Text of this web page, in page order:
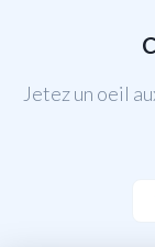
Jetez un oeil